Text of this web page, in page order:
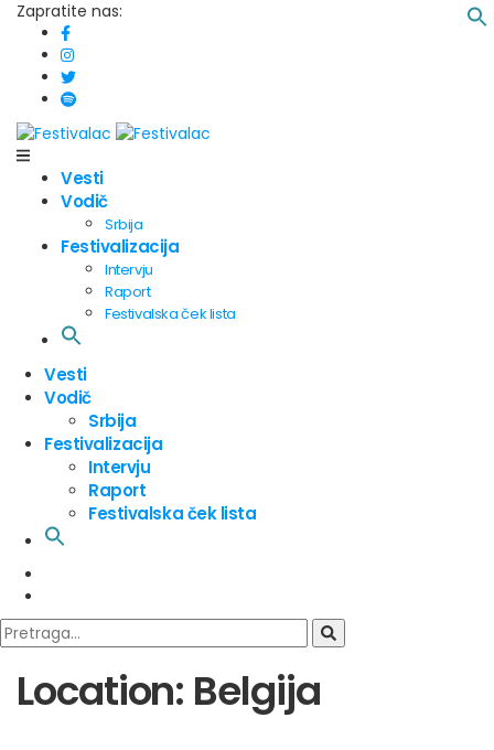
Zapratite nas:
Vesti
Vodič
Srbija
Festivalizacija
Intervju
Raport
Festivalska ček lista
Vesti
Vodič
Srbija
Festivalizacija
Intervju
Raport
Festivalska ček lista
Location: Belgija